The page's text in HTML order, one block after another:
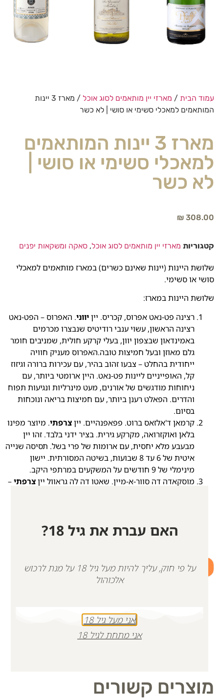
עמוד הבית / מארזי יין מותאמים לסוג אוכל
/ מארז 3 יינות
המותאמים למאכלי סשימי או סושי | לא כשר
מארז 3 יינות המותאמים
למאכלי סשימי או סושי |
לא כשר
₪ 308.00
קטגוריות מארזי יין מותאמים לסוג אוכל, סאקה ומשקאות יפנים
שלושת היינות (יינות שאינם כשרים) במארז מותאמים למאכלי
סושי או סשימי.
שלושת היינות במארז:
רצינה פט-נאט אפרוס, קכריס. ייןיווני. האפרוס – הפט-נאט
רצינה הראשון, עשוי ענבי רודיטיס שנבצרו מכרמים
באמינדאון שבצפון יוון, בעלי קרקע חולית, שמניבים חומר
גלם מאוזן ובעל חמיצות טובה.האפרוס מעניק חוויה
ייחודית בהחלט – צבעו זהוב בהיר, עם עכירות ברורה וגיזוז
קל, האופייניים ליינות פט-נאט. היין ארומטי ביותר, עם
ניחוחות מודגשים של אורנים, מעט מינרליות ונגיעות תפוח
והדרים. הפאלט רענן ביותר, עם חמיצות בריאה ונוכחות
בסיום.
קרמאן ד'אלזאס ברוט. פפאפנהיים. ייןצרפתי. מיוצר מפינו
בלאן ואוקזרואה, מקרקע גירית. בציר ידני בלבד. זהו יין
מבעבע מלא יחסית, עם ארומות של פרי בשל. תסיסה שנייה
איטית של 6 עד 8 שבועות, בשיטה המסורתית. יישון
מינימלי של 9 חודשים על המשקעים במרתפי היקב.
מוסקאדה דה סוור-א-מיין. שאטו דה לה גראוול ייןצרפתי–
מכרמי האחוזה באזורים המובחרים ביותר של לשתייה
בשנים הראשונות שלאחר הבציר.
+
הוספה לסל
מוצרים קשורים
האם עברת את גיל 18?
על פי חוק, עליך להיות מעל גיל 18 על מנת לרכוש
אלכוהול
אני מעל גיל 18
אני מתחת לגיל 18